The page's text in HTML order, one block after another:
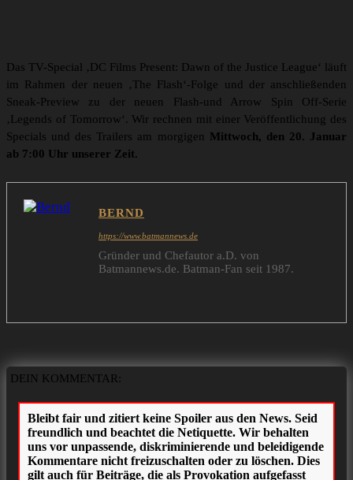
Das TV-Special ‚DC Films Present: Dawn of the Justice League‘ läuft
im Rahmen der neuen ‚The Flash‘-Folge und der anschließenden
Sneak-Preview zu der neuen Flash-und Arrow Spin Off-Serie
‚Legends of Tomorrow‘. Wir rechnen mit einer Veröffentlichung des
Specials und des Trailers am morgigen Mittwoch, den 20. Januar
ab 7:00 Uhr unserer Zeit.
BERND
https://www.batmannews.de
Gründer und Chefautor a.D. von
Batmannews.de. Batman-Fan seit 1987.
DEIN KOMMENTAR: